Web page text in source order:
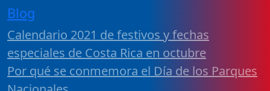
Blog
Calendario 2021 de festivos y fechas
especiales de Costa Rica en octubre
Por qué se conmemora el Día de los Parques